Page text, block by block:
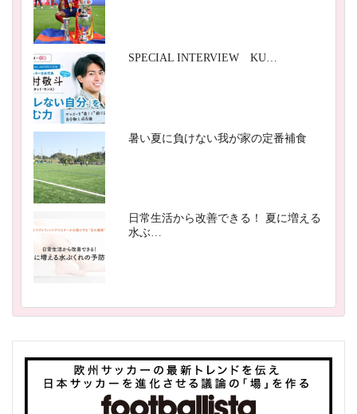
SPECIAL INTERVIEW KU…
暑い夏に負けない我が家の定番補食
日常生活から改善できる！ 夏に増える
水ぶ…